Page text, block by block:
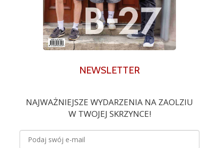
NEWSLETTER
NAJWAŻNIEJSZE WYDARZENIA NA ZAOLZIU
W TWOJEJ SKRZYNCE!